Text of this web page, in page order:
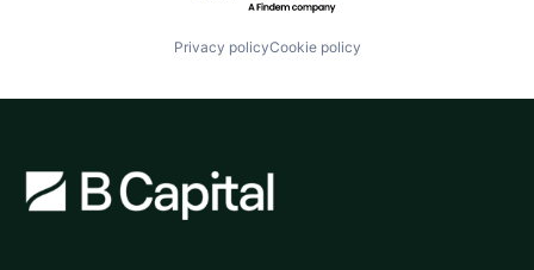
Privacy policyCookie policy